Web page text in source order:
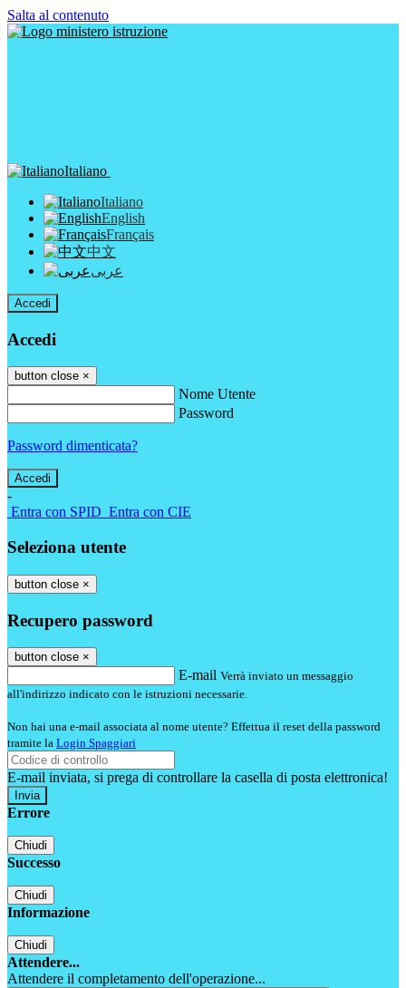
Salta al contenuto
Italiano
Italiano
English
Français
中文
عربى
Accedi
Accedi
button close ×
Nome Utente
Password
Password dimenticata?
-
Entra con SPID Entra con CIE
Seleziona utente
button close ×
Recupero password
button close ×
E-mail Verrà inviato un messaggio
all'indirizzo indicato con le istruzioni necessarie.
Non hai una e-mail associata al nome utente? Effettua il reset della password
tramite la Login Spaggiari
E-mail inviata, si prega di controllare la casella di posta elettronica!
Errore
Chiudi
Successo
Chiudi
Informazione
Chiudi
Attendere...
Attendere il completamento dell'operazione...